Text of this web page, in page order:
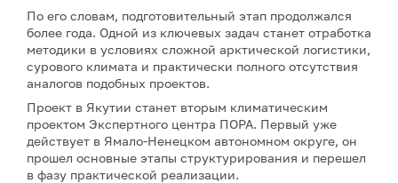
По его словам, подготовительный этап продолжался
более года. Одной из ключевых задач станет отработка
методики в условиях сложной арктической логистики,
сурового климата и практически полного отсутствия
аналогов подобных проектов.
Проект в Якутии станет вторым климатическим
проектом Экспертного центра ПОРА. Первый уже
действует в Ямало-Ненецком автономном округе, он
прошел основные этапы структурирования и перешел
в фазу практической реализации.